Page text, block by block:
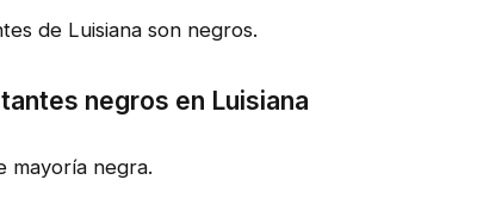
de Luisiana son negros.
negros en Luisiana
mayoría negra.